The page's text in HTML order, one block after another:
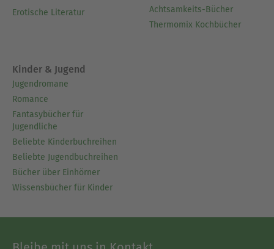
Erotische Literatur
Achtsamkeits-Bücher
Thermomix Kochbücher
Kinder & Jugend
Jugendromane
Romance
Fantasybücher für
Jugendliche
Beliebte Kinderbuchreihen
Beliebte Jugendbuchreihen
Bücher über Einhörner
Wissensbücher für Kinder